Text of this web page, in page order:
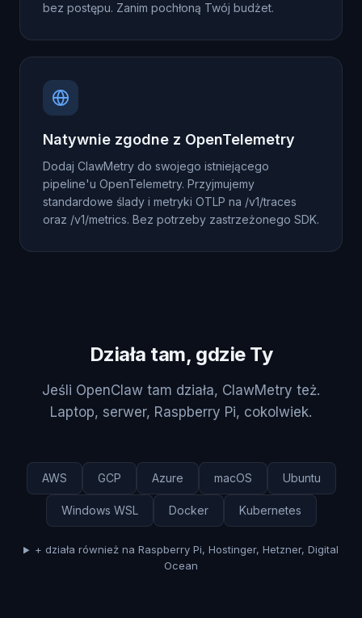
bez postępu. Zanim pochłoną Twój budżet.
Natywnie zgodne z OpenTelemetry
Dodaj ClawMetry do swojego istniejącego
pipeline'u OpenTelemetry. Przyjmujemy
standardowe ślady i metryki OTLP na /v1/traces
oraz /v1/metrics. Bez potrzeby zastrzeżonego SDK.
Działa tam, gdzie Ty
Jeśli OpenClaw tam działa, ClawMetry też.
Laptop, serwer, Raspberry Pi, cokolwiek.
AWS GCP Azure macOS Ubuntu
Windows WSL Docker Kubernetes
+ działa również na Raspberry Pi, Hostinger, Hetzner, Digital
Ocean